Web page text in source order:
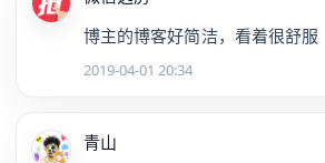
博主的博客好简洁，看着很舒服
2019-04-01 20:34
青山